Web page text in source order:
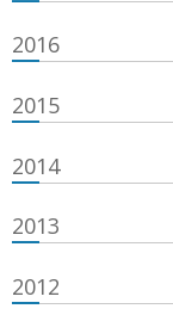
2016
2015
2014
2013
2012